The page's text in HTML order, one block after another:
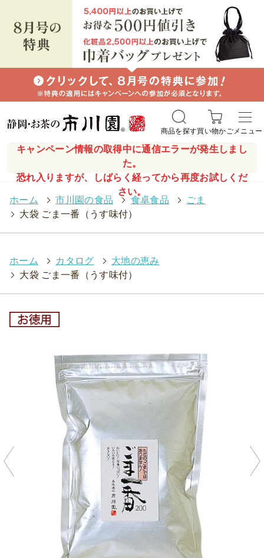
キャンペーン情報の取得中に通信エラーが発生しまし
た。
恐れ入りますが、しばらく経ってから再度お試しくだ
さい。
商品を探す買い物かごメニュー
ホーム > 市川園の食品 > 食卓食品 >
ごま
> 大袋 ごま一番（うす味付）
ホーム > カタログ > 大地の恵み
> 大袋 ごま一番（うす味付）